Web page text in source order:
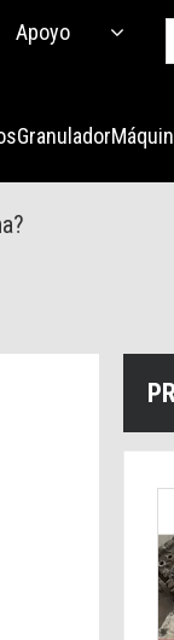
Apoyo
Granulador